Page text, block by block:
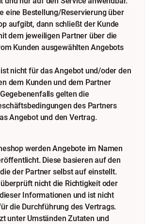
eine Bestellung/Reservierung über
aufgibt, dann schließt der Kunde
dem jeweiligen Partner über die
Kunden ausgewählten Angebots
nicht für das Angebot und/oder den
dem Kunden und dem Partner
gelten die
des Partners
Angebot und den Vertrag.
werden Angebote im Namen
Diese basieren auf den
der Partner selbst auf einstellt.
nicht die Richtigkeit oder
Informationen und ist nicht
die Durchführung des Vertrags.
unter Umständen Zutaten und